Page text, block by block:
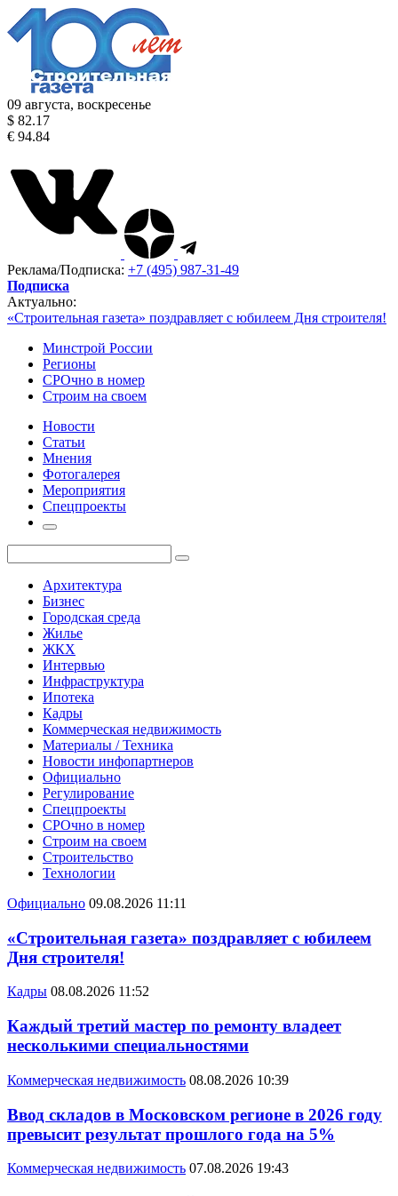
09 августа, воскресенье
$ 82.17
€ 94.84
Реклама/Подписка: +7 (495) 987-31-49
Подписка
Актуально:
«Строительная газета» поздравляет с юбилеем Дня строителя!
Минстрой России
Регионы
СРОчно в номер
Строим на своем
Новости
Статьи
Мнения
Фотогалерея
Мероприятия
Спецпроекты
Архитектура
Бизнес
Городская среда
Жилье
ЖКХ
Интервью
Инфраструктура
Ипотека
Кадры
Коммерческая недвижимость
Материалы / Техника
Новости инфопартнеров
Официально
Регулирование
Спецпроекты
СРОчно в номер
Строим на своем
Строительство
Технологии
Официально 09.08.2026 11:11
«Строительная газета» поздравляет с юбилеем
Дня строителя!
Кадры 08.08.2026 11:52
Каждый третий мастер по ремонту владеет
несколькими специальностями
Коммерческая недвижимость 08.08.2026 10:39
Ввод складов в Московском регионе в 2026 году
превысит результат прошлого года на 5%
Коммерческая недвижимость 07.08.2026 19:43